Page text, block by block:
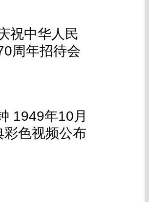
祝中华人民
周年招待会
1949年10月
彩色视频公布